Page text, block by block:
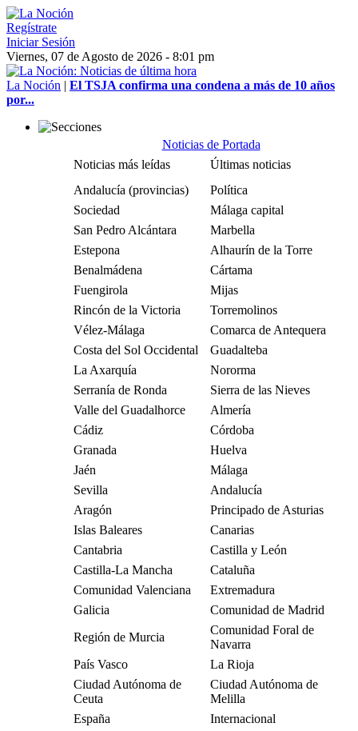
Regístrate
Iniciar Sesión
Viernes, 07 de Agosto de 2026 - 8:01 pm
La Noción | El TSJA confirma una condena a más de 10 años
por...
Noticias de Portada
Noticias más leídas
Últimas noticias
Andalucía (provincias)
Política
Sociedad
Málaga capital
San Pedro Alcántara
Marbella
Estepona
Alhaurín de la Torre
Benalmádena
Cártama
Fuengirola
Mijas
Rincón de la Victoria
Torremolinos
Vélez-Málaga
Comarca de Antequera
Costa del Sol Occidental
Guadalteba
La Axarquía
Nororma
Serranía de Ronda
Sierra de las Nieves
Valle del Guadalhorce
Almería
Cádiz
Córdoba
Granada
Huelva
Jaén
Málaga
Sevilla
Andalucía
Aragón
Principado de Asturias
Islas Baleares
Canarias
Cantabria
Castilla y León
Castilla-La Mancha
Cataluña
Comunidad Valenciana
Extremadura
Galicia
Comunidad de Madrid
Región de Murcia
Comunidad Foral de
Navarra
País Vasco
La Rioja
Ciudad Autónoma de
Ceuta
Ciudad Autónoma de
Melilla
España
Internacional